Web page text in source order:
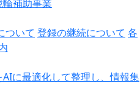
輪補助事業
ついて 登録の継続について 各
に最適化して整理し、情報集